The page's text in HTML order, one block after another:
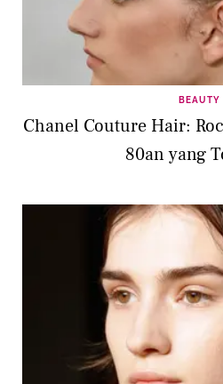
BEAUTY
Chanel Couture Hair:
80an yang